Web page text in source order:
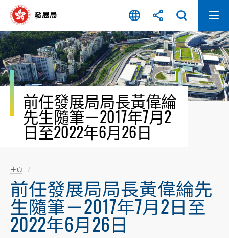
容
開
始
前任發展局局長黃偉綸
先生隨筆－2017年7月2
日至2022年6月26日
主頁
前任發展局局長黃偉綸先
生隨筆－2017年7月2日至
2022年6月26日